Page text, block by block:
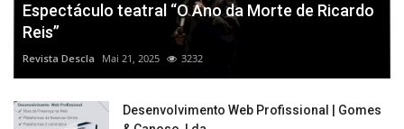
Espectáculo teatral “O Ano da Morte de Ricardo
Reis”
Revista Descla Mai 21, 2025 3232
Desenvolvimento Web Profissional | Gomes